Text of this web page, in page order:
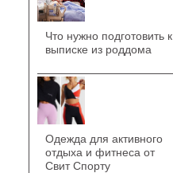
Что нужно подготовить к
выписке из роддома
Одежда для активного
отдыха и фитнеса от
Свит Спорту